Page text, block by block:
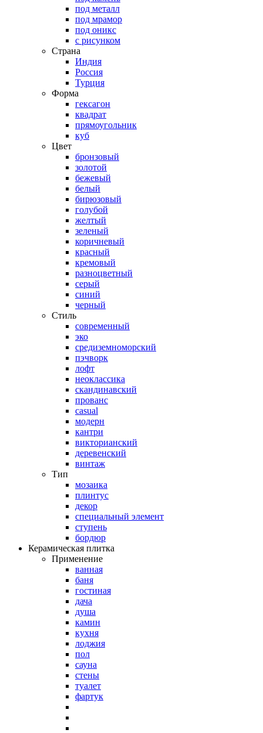
под металл
под мрамор
под оникс
с рисунком
Страна
Индия
Россия
Турция
Форма
гексагон
квадрат
прямоугольник
куб
Цвет
бронзовый
золотой
бежевый
белый
бирюзовый
голубой
желтый
зеленый
коричневый
красный
кремовый
разноцветный
серый
синий
черный
Стиль
современный
эко
средиземноморский
пэчворк
лофт
неоклассика
скандинавский
прованс
casual
модерн
кантри
викторианский
деревенский
винтаж
Тип
мозаика
плинтус
декор
специальный элемент
ступень
бордюр
Керамическая плитка
Применение
ванная
баня
гостиная
дача
душа
камин
кухня
лоджия
пол
сауна
стены
туалет
фартук